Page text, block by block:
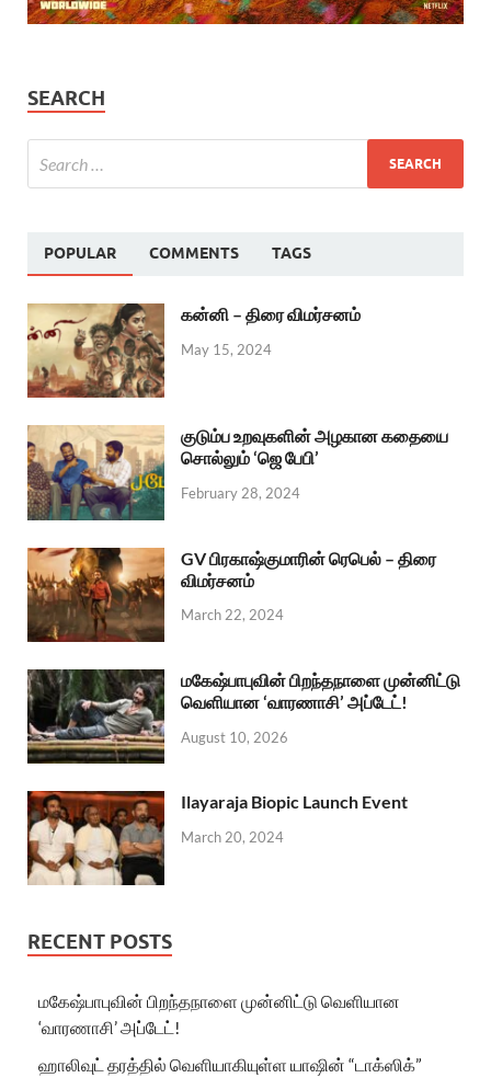
SEARCH
POPULAR COMMENTS TAGS
கன்னி – திரை விமர்சனம்
May 15, 2024
குடும்ப உறவுகளின் அழகான கதையை
சொல்லும் ‘ஜெ பேபி’
February 28, 2024
GV பிரகாஷ்குமாரின் ரெபெல் – திரை
விமர்சனம்
March 22, 2024
மகேஷ்பாபுவின் பிறந்தநாளை முன்னிட்டு
வெளியான ‘வாரணாசி’ அப்டேட்!
August 10, 2026
Ilayaraja Biopic Launch Event
March 20, 2024
RECENT POSTS
மகேஷ்பாபுவின் பிறந்தநாளை முன்னிட்டு வெளியான
‘வாரணாசி’ அப்டேட்!
ஹாலிவுட் தரத்தில் வெளியாகியுள்ள யாஷின் “டாக்ஸிக்”